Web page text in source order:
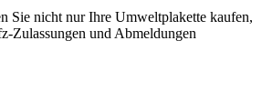
Sie nicht nur Ihre Umweltplakette kaufen,
Zulassungen und Abmeldungen